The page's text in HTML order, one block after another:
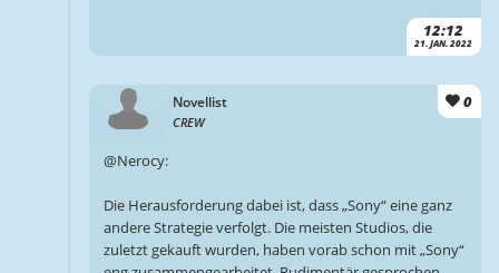
12:12
21. JAN. 2022
Novellist
CREW
0
@Nerocy:
Die Herausforderung dabei ist, dass „Sony“ eine ganz
andere Strategie verfolgt. Die meisten Studios, die
zuletzt gekauft wurden, haben vorab schon mit „Sony“